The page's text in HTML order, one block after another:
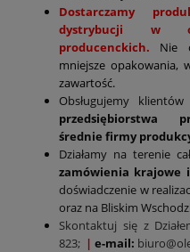
Dostarczamy
dystrybucji w
producenckich. Nie
mniejsze opakowania,
zawartość.
Obsługujemy
przedsiębiorstwa
średnie firmy
Działamy na terenie
zamówienia krajowe
doświadczenie w
oraz na Bliskim
Skontaktuj się z
823; | e-mail: